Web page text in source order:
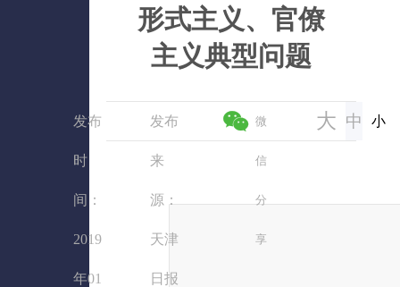
形式主义、官僚
主义典型问题
发布
时
间：
2019
年01
发布
来
源：
天津
日报
微
信
分
享
大 中 小